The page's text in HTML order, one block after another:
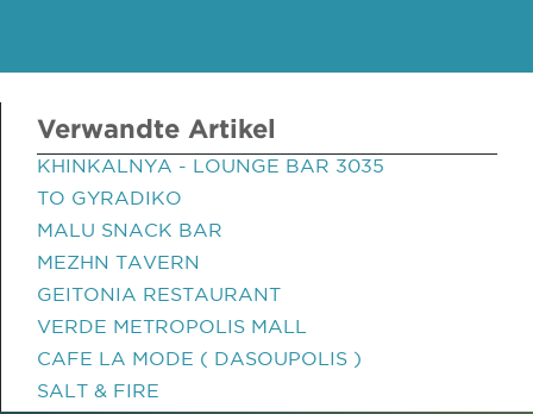
Verwandte Artikel
KHINKALNYA - LOUNGE BAR 3035
TO GYRADIKO
MALU SNACK BAR
MEZHN TAVERN
GEITONIA RESTAURANT
VERDE METROPOLIS MALL
CAFE LA MODE ( DASOUPOLIS )
SALT & FIRE